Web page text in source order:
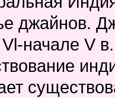
джайнов.
начале V